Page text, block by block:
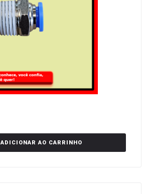
ADICIONAR AO CARRINHO